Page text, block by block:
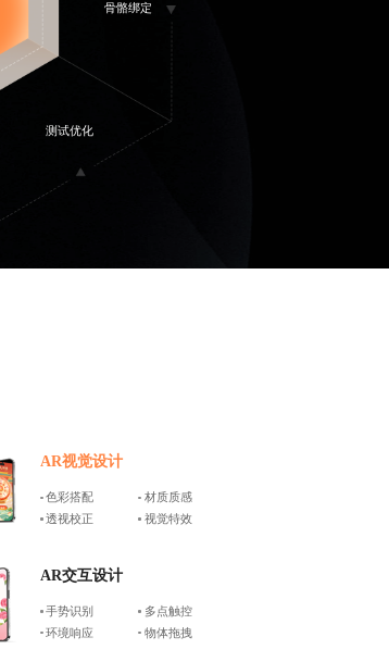
骨骼绑定
测试优化
AR视觉设计
色彩搭配
材质质感
透视校正
视觉特效
AR交互设计
手势识别
多点触控
环境响应
物体拖拽